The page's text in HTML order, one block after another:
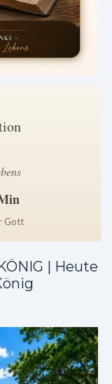
Gott
| Heute